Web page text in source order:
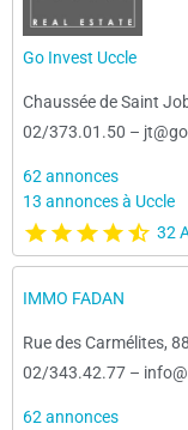
Go Invest Uccle
Chaussée de Saint
02/373.01.50 –
62 annonces
13 annonces à Uccle
32
IMMO FADAN
Rue des Carmélites, 88
02/343.42.77 –
62 annonces